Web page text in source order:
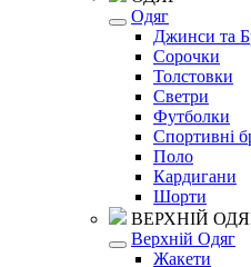
Одяг
Джинси та
Сорочки
Толстовки
Светри
Футболки
Спортивні
Поло
Кардигани
Шорти
ВЕРХНІЙ
Верхній Одяг
Жакети